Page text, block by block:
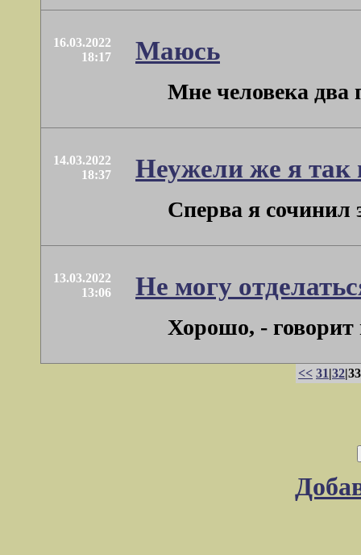
16.03.2022
18:17
Маюсь
Мне человека два
14.03.2022
18:37
Неужели же я так
Сперва я сочинил
13.03.2022
13:06
Не могу
Хорошо, - говорит
<< 31|32